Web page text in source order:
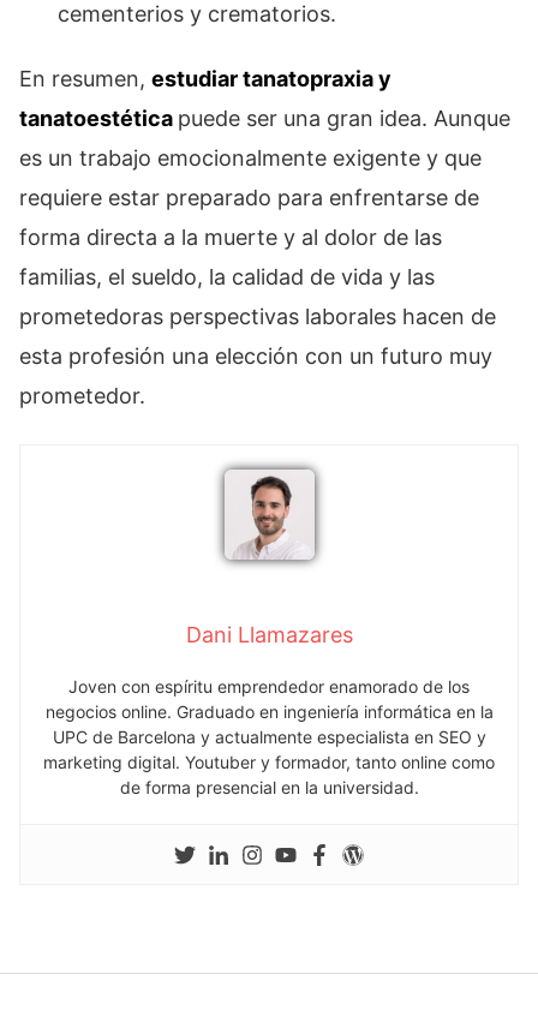
cementerios y crematorios.
En resumen, estudiar tanatopraxia y
tanatoestética puede ser una gran idea. Aunque
es un trabajo emocionalmente exigente y que
requiere estar preparado para enfrentarse de
forma directa a la muerte y al dolor de las
familias, el sueldo, la calidad de vida y las
prometedoras perspectivas laborales hacen de
esta profesión una elección con un futuro muy
prometedor.
Dani Llamazares
Joven con espíritu emprendedor enamorado de los
negocios online. Graduado en ingeniería informática en la
UPC de Barcelona y actualmente especialista en SEO y
marketing digital. Youtuber y formador, tanto online como
de forma presencial en la universidad.